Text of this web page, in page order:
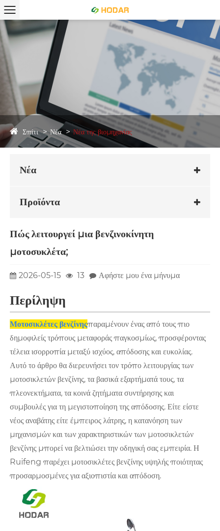
Σπίτι Νέα Νέα της βιομηχανίας
Νέα
Προϊόντα
Πώς λειτουργεί μια βενζινοκίνητη
μοτοσυκλέτα;
2026-05-15 13 Αφήστε μου ένα μήνυμα
Περίληψη
Μοτοσικλέτες βενζίνηςπαραμένουν ένας από τους πιο
δημοφιλείς τρόπους μεταφοράς παγκοσμίως, προσφέροντας
τέλεια ισορροπία μεταξύ ισχύος, απόδοσης και ευκολίας.
Αυτό το άρθρο θα διερευνήσει τον τρόπο λειτουργίας των
μοτοσικλετών βενζίνης, τα βασικά εξαρτήματά τους, τα
πλεονεκτήματα, τα κοινά ζητήματα συντήρησης και
συμβουλές για τη μεγιστοποίηση της απόδοσης. Είτε είστε
νέος αναβάτης είτε έμπειρος λάτρης, η κατανόηση των
μηχανισμών και των χαρακτηριστικών των μοτοσικλετών
βενζίνης μπορεί να βελτιώσει την οδηγική σας εμπειρία. Η
Ruifeng παρέχει μοτοσικλέτες βενζίνης υψηλής ποιότητας
προσαρμοσμένες για αξιοπιστία και απόδοση.